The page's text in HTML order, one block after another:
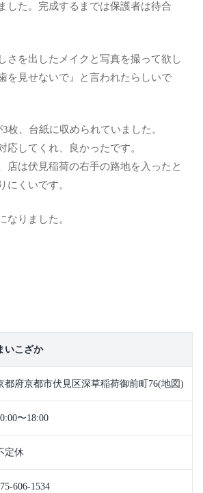
した。完成するまでは保護者は待合
さを出したメイクと写真を撮って欲し
を見せないで』と言われたらしいで
枚、台紙に収められていました。
応してくれ、良かったです。
店は伏見稲荷の右手の路地を入ったと
にくいです。
なりました。
いこざか
都府京都市伏見区深草稲荷御前町76(地図)
〜18:00
定休
606-1534